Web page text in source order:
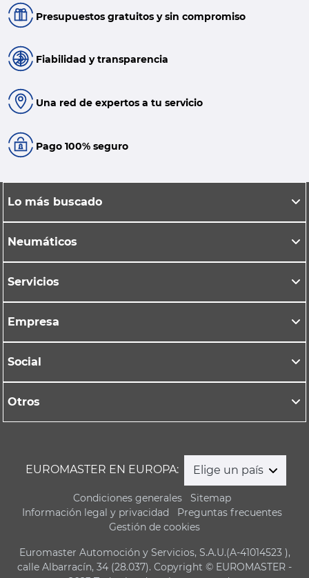
Presupuestos gratuitos y sin compromiso
Fiabilidad y transparencia
Una red de expertos a tu servicio
Pago 100% seguro
Lo más buscado
Neumáticos
Servicios
Empresa
Social
Otros
EUROMASTER EN EUROPA: Elige un país
Condiciones generales
Sitemap
Información legal y privacidad
Preguntas frecuentes
Gestión de cookies
Euromaster Automoción y Servicios, S.A.U.(A-41014523 ),
calle Albarracín, 34 (28.037). Copyright © EUROMASTER -